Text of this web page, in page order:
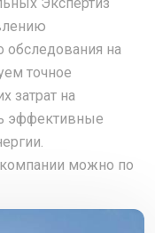
обследования на
точное
затрат на
эффективные
можно по